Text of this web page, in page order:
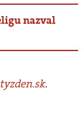
nazval
.